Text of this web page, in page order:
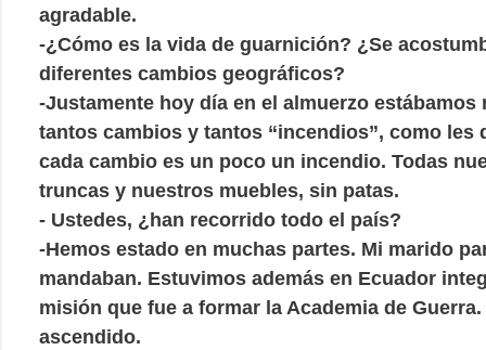
agradable.
-¿Cómo es la vida de guarnición? ¿Se
diferentes cambios geográficos?
-Justamente hoy día en el almuerzo estábamos
tantos cambios y tantos “incendios”, como les
cada cambio es un poco un incendio. Todas
truncas y nuestros muebles, sin patas.
- Ustedes, ¿han recorrido todo el país?
-Hemos estado en muchas partes. Mi marido
mandaban. Estuvimos además en Ecuador
misión que fue a formar la Academia de
ascendido.